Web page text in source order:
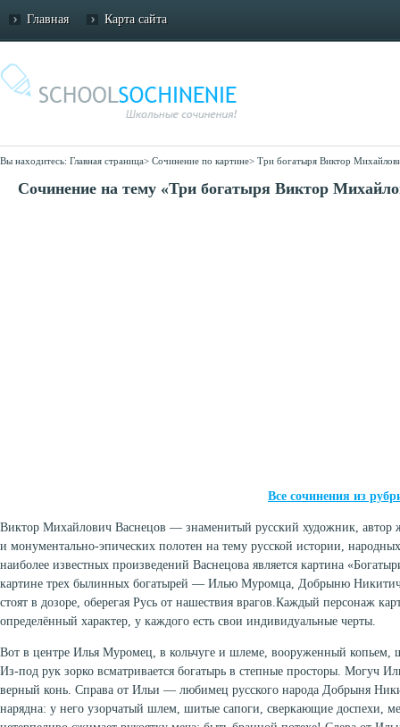
Главная Карта сайта
Вы находитесь: Главная страница> Сочинение по картине> Три богатыря Виктор
Сочинение на тему «Три богатыря Виктор
Все сочинения из
Виктор Михайлович Васнецов — знаменитый русский художник, автор
и монументально-эпических полотен на тему русской истории,
наиболее известных произведений Васнецова является картина
картине трех былинных богатырей — Илью Муромца, Добрыню
стоят в дозоре, оберегая Русь от нашествия врагов.Каждый персонаж
определённый характер, у каждого есть свои индивидуальные черты.
Вот в центре Илья Муромец, в кольчуге и шлеме, вооруженный копьем,
Из-под рук зорко всматривается богатырь в степные просторы. Могуч
верный конь. Справа от Ильи — любимец русского народа Добрыня
нарядна: у него узорчатый шлем, шитые сапоги, сверкающие доспехи,